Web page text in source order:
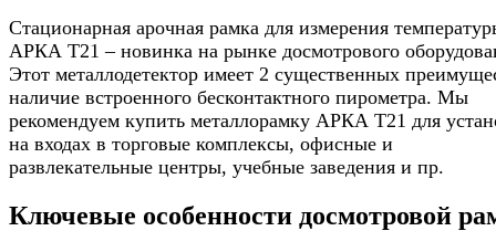
Стационарная арочная рамка для измерения
АРКА Т21 – новинка на рынке досмотрового
Этот металлодетектор имеет 2 существенных
наличие встроенного бесконтактного пирометра. Мы
рекомендуем купить металлорамку АРКА Т21 для
на входах в торговые комплексы, офисные и
развлекательные центры, учебные заведения и пр.
Ключевые особенности досмотровой